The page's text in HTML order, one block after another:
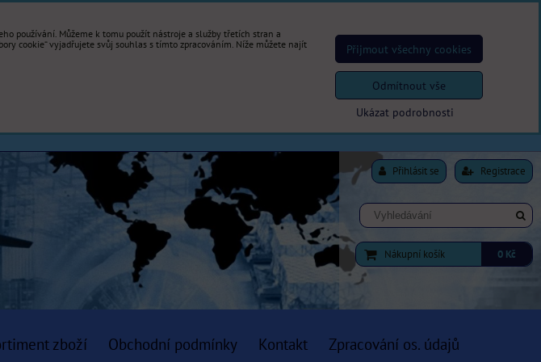
Přihlásit se Registrace
Nákupní košík 0 Kč
zboží Obchodní podmínky Kontakt Zpracování os. údajů
používání. Můžeme k tomu použít nástroje a služby třetích stran a
cookie“ vyjadřujete svůj souhlas s tímto zpracováním. Níže můžete najít
Ukázat podrobnosti
Přijmout všechny cookies
Odmítnout vše